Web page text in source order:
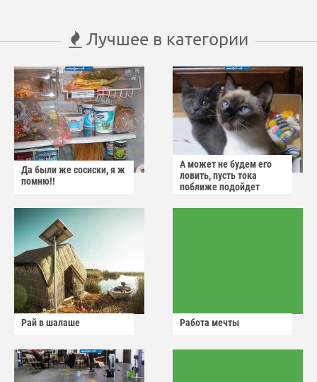
Лучшее в категории
Да были же сосиски, я ж
помню!!
А может не будем его
ловить, пусть тока
поближе подойдет
Рай в шалаше Работа мечты